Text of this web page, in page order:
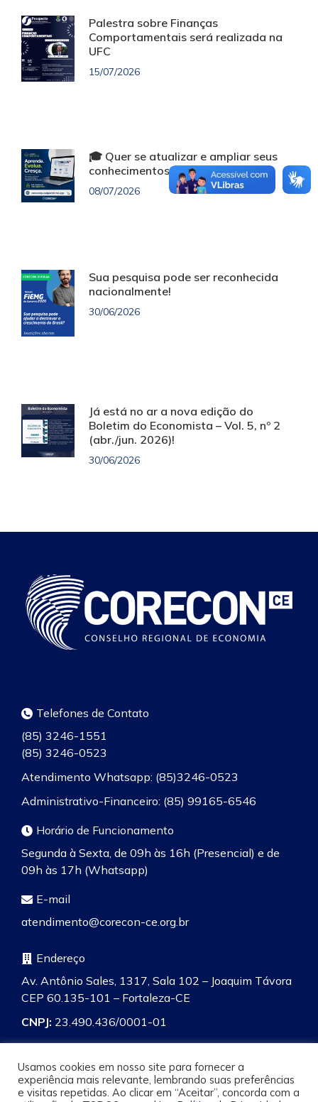
Palestra sobre Finanças
Comportamentais será realizada na
UFC
15/07/2026
🎓 Quer se atualizar e ampliar seus
conhecimentos sem custo?
08/07/2026
Sua pesquisa pode ser reconhecida
nacionalmente!
30/06/2026
Já está no ar a nova edição do
Boletim do Economista – Vol. 5, nº 2
(abr./jun. 2026)!
30/06/2026
Telefones de Contato
(85) 3246-1551
(85) 3246-0523
Atendimento Whatsapp: (85)3246-0523
Administrativo-Financeiro: (85) 99165-6546
Horário de Funcionamento
Segunda à Sexta, de 09h às 16h (Presencial) e de
09h às 17h (Whatsapp)
E-mail
atendimento@corecon-ce.org.br
Endereço
Av. Antônio Sales, 1317, Sala 102 – Joaquim Távora
CEP 60.135-101 – Fortaleza-CE
CNPJ: 23.490.436/0001-01
Pesquisa
Usamos cookies em nosso site para fornecer a
experiência mais relevante, lembrando suas preferências
e visitas repetidas. Ao clicar em “Aceitar”, concorda com a